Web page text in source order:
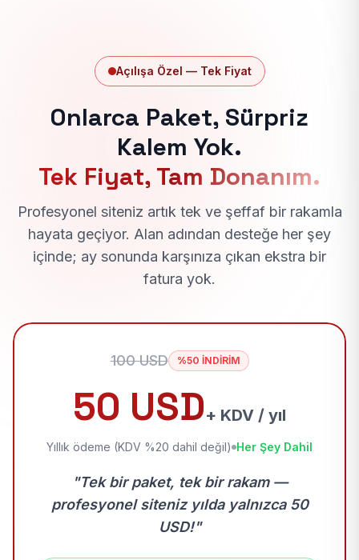
Açılışa Özel — Tek Fiyat
Onlarca Paket, Sürpriz
Kalem Yok.
Tek Fiyat, Tam Donanım.
Profesyonel siteniz artık tek ve şeffaf bir rakamla
hayata geçiyor. Alan adından desteğe her şey
içinde; ay sonunda karşınıza çıkan ekstra bir
fatura yok.
100 USD %50 İNDİRİM
50 USD+ KDV / yıl
Yıllık ödeme (KDV %20 dahil değil) Her Şey Dahil
"Tek bir paket, tek bir rakam —
profesyonel siteniz yılda yalnızca 50
USD!"